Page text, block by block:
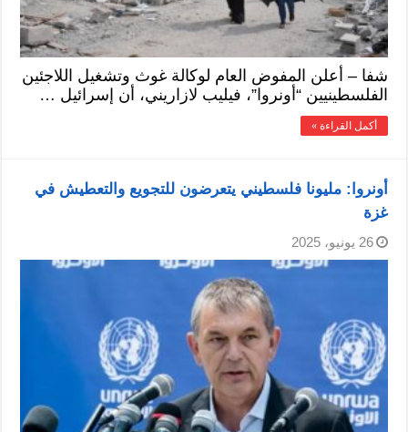
شفا – أعلن المفوض العام لوكالة غوث وتشغيل اللاجئين
الفلسطينيين “أونروا”، فيليب لازاريني، أن إسرائيل …
أكمل القراءة »
أونروا: مليونا فلسطيني يتعرضون للتجويع والتعطيش في
غزة
26 يونيو، 2025